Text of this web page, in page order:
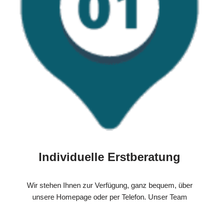
Individuelle Erstberatung
Wir stehen Ihnen zur Verfügung, ganz bequem, über
unsere Homepage oder per Telefon. Unser Team